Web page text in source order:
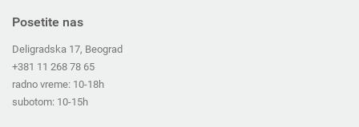
Posetite nas
Deligradska 17, Beograd
+381 11 268 78 65
radno vreme: 10-18h
subotom: 10-15h